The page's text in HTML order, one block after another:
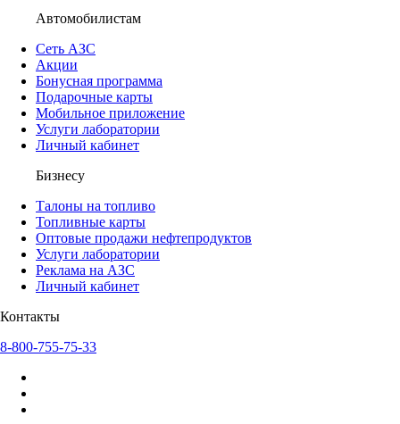
Автомобилистам
Сеть АЗС
Акции
Бонусная программа
Подарочные карты
Мобильное приложение
Услуги лаборатории
Личный кабинет
Бизнесу
Талоны на топливо
Топливные карты
Оптовые продажи нефтепродуктов
Услуги лаборатории
Реклама на АЗС
Личный кабинет
Контакты
8-800-755-75-33